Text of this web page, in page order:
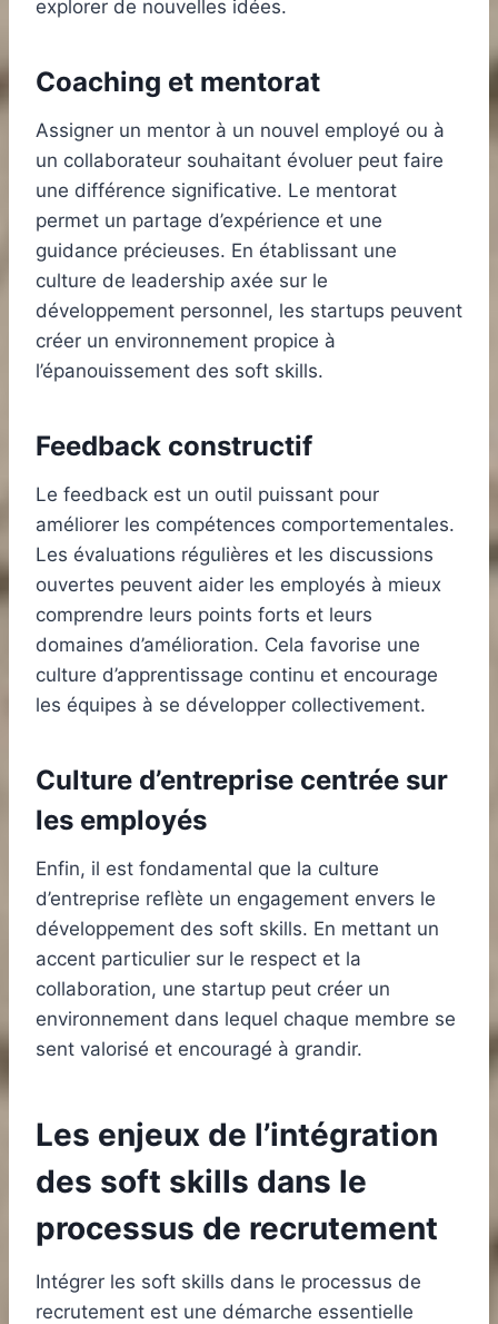
explorer de nouvelles idées.
Coaching et mentorat
Assigner un mentor à un nouvel employé ou à
un collaborateur souhaitant évoluer peut faire
une différence significative. Le mentorat
permet un partage d’expérience et une
guidance précieuses. En établissant une
culture de leadership axée sur le
développement personnel, les startups peuvent
créer un environnement propice à
l’épanouissement des soft skills.
Feedback constructif
Le feedback est un outil puissant pour
améliorer les compétences comportementales.
Les évaluations régulières et les discussions
ouvertes peuvent aider les employés à mieux
comprendre leurs points forts et leurs
domaines d’amélioration. Cela favorise une
culture d’apprentissage continu et encourage
les équipes à se développer collectivement.
Culture d’entreprise centrée sur
les employés
Enfin, il est fondamental que la culture
d’entreprise reflète un engagement envers le
développement des soft skills. En mettant un
accent particulier sur le respect et la
collaboration, une startup peut créer un
environnement dans lequel chaque membre se
sent valorisé et encouragé à grandir.
Les enjeux de l’intégration
des soft skills dans le
processus de recrutement
Intégrer les soft skills dans le processus de
recrutement est une démarche essentielle